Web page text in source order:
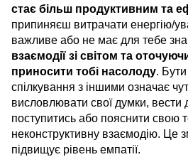
стає більш продуктивним та
припиняєш витрачати енергію/
важливе або не має для тебе
взаємодії зі світом та
приносити тобі насолоду. Бути
спілкування з іншими означає
висловлювати свої думки, вести
поступитись або пояснити свою
неконструктивну взаємодію. Це
підвищує рівень емпатії.